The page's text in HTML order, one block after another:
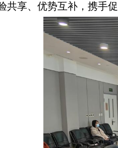
共享、优势互补，携手